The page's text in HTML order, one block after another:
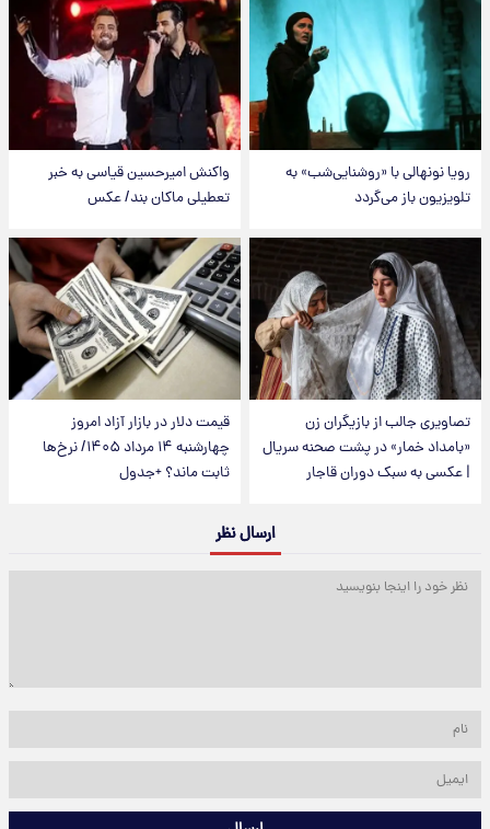
رویا نونهالی با «روشنایی‌شب» به
تلویزیون باز می‌گردد
واکنش امیرحسین قیاسی به خبر
تعطیلی ماکان بند/ عکس
تصاویری جالب از بازیگران زن
«بامداد خمار» در پشت صحنه سریال
| عکسی به سبک دوران قاجار
قیمت دلار در بازار آزاد امروز
چهارشنبه ۱۴ مرداد ۱۴۰۵/ نرخ‌ها
ثابت ماند؟ +جدول
ارسال نظر